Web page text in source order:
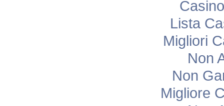
Lista
Migliori
Non
Non
Migliore